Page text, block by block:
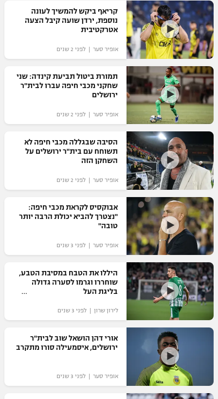
קריאף ביקש להמשיך לעונה
נוספת, ירדן שועה קיבל הצעה
אטרקטיבית
אופיר סער | לפני 2 שנים
תמורת ביטול תביעת קינדה: שני
שחקני מכבי חיפה עברו לבית"ר
ירושלים
אופיר סער | לפני 2 שנים
הסיבה שבגללה מכבי חיפה לא
תשוחח עם בית"ר ירושלים על
השחקן הזה
אופיר סער | לפני 2 שנים
אבוקסיס לקראת מכבי חיפה:
"נצטרך להביא יכולת הרבה יותר
טובה"
אופיר סער | לפני 3 שנים
היללו את הטבח במסיבת הטבע,
שוחררו וגרמו לסערה גדולה
בליגת העל
לירון שרון | לפני 3 שנים
אורי דהן הושאל שוב לבית"ר
ירושלים, איסמעילה סורו מתקרב
אופיר סער | לפני 3 שנים